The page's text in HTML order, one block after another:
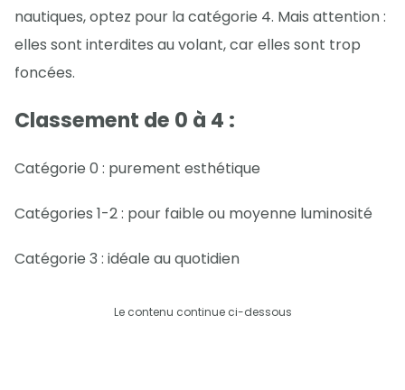
nautiques, optez pour la catégorie 4. Mais attention :
elles sont interdites au volant, car elles sont trop
foncées.
Classement de 0 à 4 :
Catégorie 0 : purement esthétique
Catégories 1-2 : pour faible ou moyenne luminosité
Catégorie 3 : idéale au quotidien
Le contenu continue ci-dessous